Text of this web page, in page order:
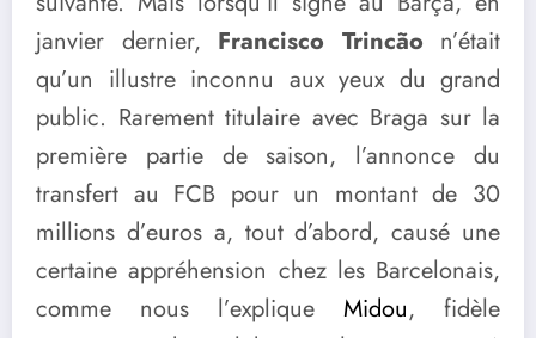
janvier dernier, Francisco Trincão n’était
qu’un illustre inconnu aux yeux du grand
public. Rarement titulaire avec Braga sur la
première partie de saison, l’annonce du
transfert au FCB pour un montant de 30
millions d’euros a, tout d’abord, causé une
certaine appréhension chez les Barcelonais,
comme nous l’explique Midou, fidèle